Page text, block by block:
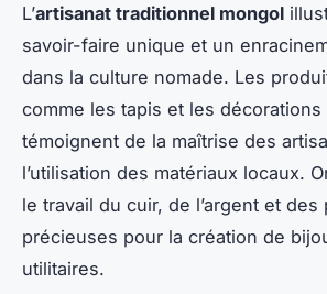
L’artisanat traditionnel mongol
savoir-faire unique et un
dans la culture nomade. Les
comme les tapis et les
témoignent de la maîtrise des
l’utilisation des matériaux locaux.
le travail du cuir, de l’argent et
précieuses pour la création de
utilitaires.